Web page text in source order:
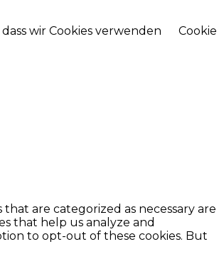
wir Cookies verwenden
Cookie
are categorized as necessary are
that help us analyze and
to opt-out of these cookies. But